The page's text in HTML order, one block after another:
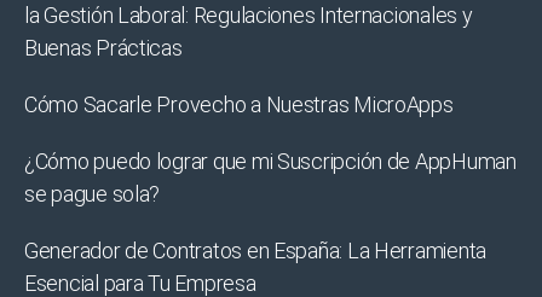
la Gestión Laboral: Regulaciones Internacionales y
Buenas Prácticas
Cómo Sacarle Provecho a Nuestras MicroApps
¿Cómo puedo lograr que mi Suscripción de AppHuman
se pague sola?
Generador de Contratos en España: La Herramienta
Esencial para Tu Empresa